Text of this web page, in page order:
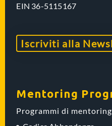
EIN 36-5115167
Iscriviti alla
Mentoring
Programmi di